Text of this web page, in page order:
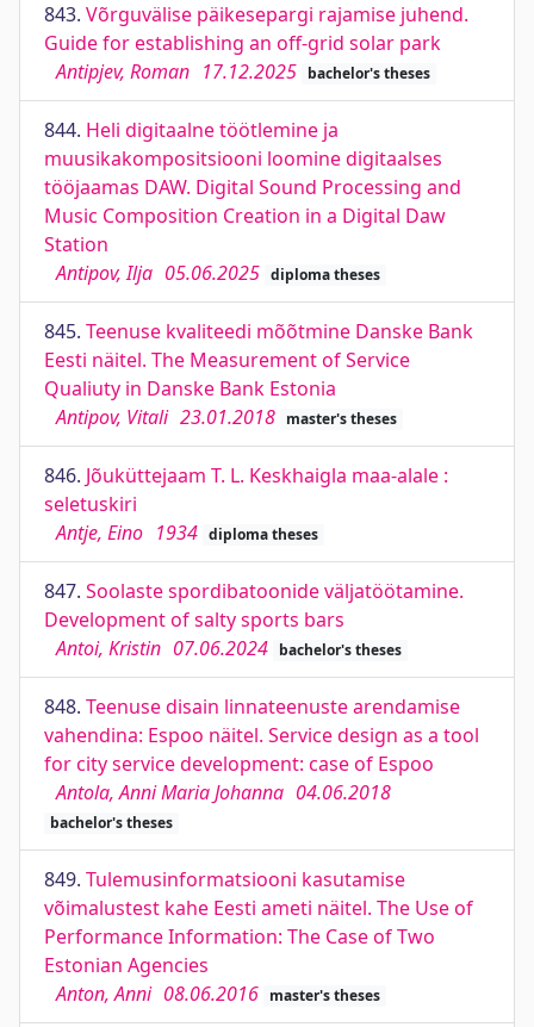
843. Võrguvälise päikesepargi rajamise juhend.
Guide for establishing an off-grid solar park
Antipjev, Roman 17.12.2025 bachelor's theses
844. Heli digitaalne töötlemine ja
muusikakompositsiooni loomine digitaalses
tööjaamas DAW. Digital Sound Processing and
Music Composition Creation in a Digital Daw
Station
Antipov, Ilja 05.06.2025 diploma theses
845. Teenuse kvaliteedi mõõtmine Danske Bank
Eesti näitel. The Measurement of Service
Qualiuty in Danske Bank Estonia
Antipov, Vitali 23.01.2018 master's theses
846. Jõuküttejaam T. L. Keskhaigla maa-alale :
seletuskiri
Antje, Eino 1934 diploma theses
847. Soolaste spordibatoonide väljatöötamine.
Development of salty sports bars
Antoi, Kristin 07.06.2024 bachelor's theses
848. Teenuse disain linnateenuste arendamise
vahendina: Espoo näitel. Service design as a tool
for city service development: case of Espoo
Antola, Anni Maria Johanna 04.06.2018
bachelor's theses
849. Tulemusinformatsiooni kasutamise
võimalustest kahe Eesti ameti näitel. The Use of
Performance Information: The Case of Two
Estonian Agencies
Anton, Anni 08.06.2016 master's theses